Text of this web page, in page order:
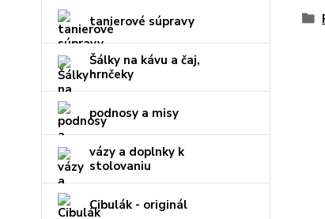
tanierové súpravy
Šálky na kávu a čaj,
hrnčeky
podnosy a misy
vázy a doplnky k
stolovaniu
Cibulák - originál